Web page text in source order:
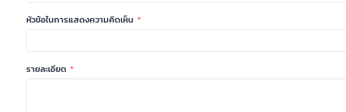
หัวข้อในการแสดงความคิดเห็น
รายละเอียด